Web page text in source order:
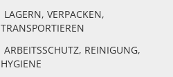
LAGERN, VERPACKEN,
TRANSPORTIEREN
ARBEITSSCHUTZ, REINIGUNG,
HYGIENE